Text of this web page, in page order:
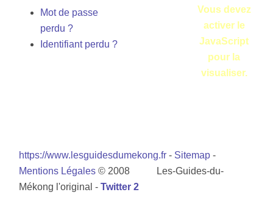
Mot de passe
perdu ?
Identifiant perdu ?
Vous devez
activer le
JavaScript
pour la
visualiser.
https://www.lesguidesdumekong.fr - Sitemap -
Mentions Légales © 2008 Les-Guides-du-
Mékong l'original -Twitter 2